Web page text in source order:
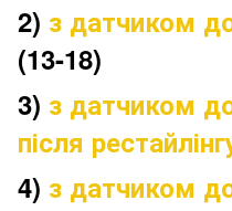
2) з датчиком
(13-18)
3) з датчиком
після
4) з датчиком